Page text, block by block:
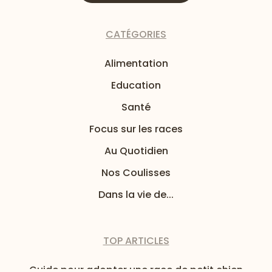
CATÉGORIES
Alimentation
Education
Santé
Focus sur les races
Au Quotidien
Nos Coulisses
Dans la vie de...
TOP ARTICLES